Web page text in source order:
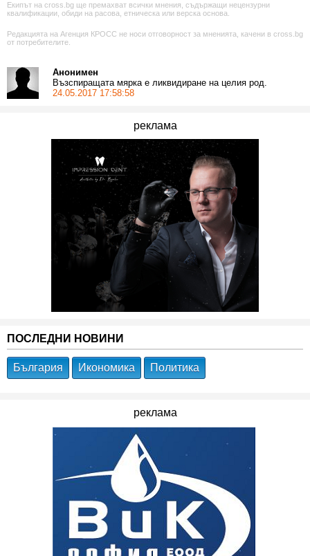
Екипът на cross.bg ще премахват всички мнения, съдържащи нецензурни
квалификации, обиди на расова, етническа или верска основа.
Редакцията на Агенция КРОСС не носи отговорност за мненията, качени в cross.bg
от потребителите.
Анонимен
Възспиращата мярка е ликвидиране на целия род.
24.05.2017 17:58:58
реклама
ПОСЛЕДНИ НОВИНИ
България Икономика Политика
реклама